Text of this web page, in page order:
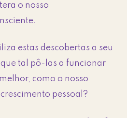
o nosso
estas descobertas a seu
tal pô-las a funcionar
como o nosso
pessoal?